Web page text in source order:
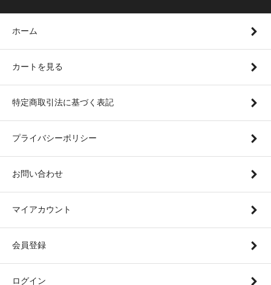
ホーム
カートを見る
特定商取引法に基づく表記
プライバシーポリシー
お問い合わせ
マイアカウント
会員登録
ログイン